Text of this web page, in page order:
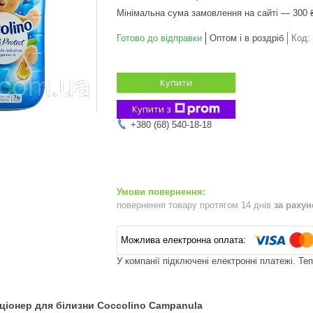
Мінімальна сума замовлення на сайті — 300
Готово до відправки Оптом і в роздріб Код:
Купити
Купити з
+380 (68) 540-18-18
повернення товару протягом 14 днів за
У компанії підключені електронні платежі.
білизни Coccolino Campanula